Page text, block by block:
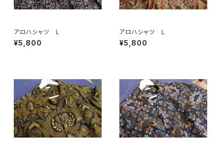
アロハシャツ L
¥5,800
アロハシャツ L
¥5,800